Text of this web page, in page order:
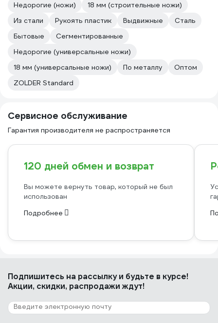
Недорогие (ножи)
18 мм (строительные ножи)
Из стали
Рукоять пластик Выдвижные
Сталь
Бытовые
Сегментированные
Недорогие (универсальные ножи)
18 мм (универсальные ножи)
По металлу
Оптом
ZOLDER Standard
Сервисное обслуживание
Гарантия производителя не распространяется
120 дней обмен и возврат
Вы можете вернуть товар, который не был
использован
Подробнее
Подпишитесь на рассылкуи будьте в курсе!
Акции, скидки, распродажи ждут!